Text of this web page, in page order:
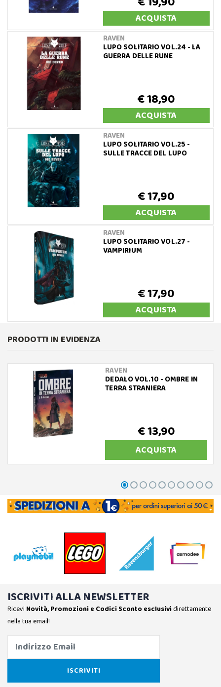
ACQUISTA
RAVEN
LUPO SOLITARIO VOL.24 - LA
GUERRA DELLE RUNE
€ 18,90
ACQUISTA
RAVEN
LUPO SOLITARIO VOL.25 -
SULLE TRACCE DEL LUPO
€ 17,90
ACQUISTA
RAVEN
LUPO SOLITARIO VOL.27 -
VAMPIRIUM
€ 17,90
ACQUISTA
PRODOTTI IN EVIDENZA
RAVEN
DEDALO VOL.10 - OMBRE IN
TERRA STRANIERA
€ 13,90
ACQUISTA
ISCRIVITI ALLA NEWSLETTER
Ricevi Novità, Promozioni e Codici Sconto esclusividirettamente
nella tua email!